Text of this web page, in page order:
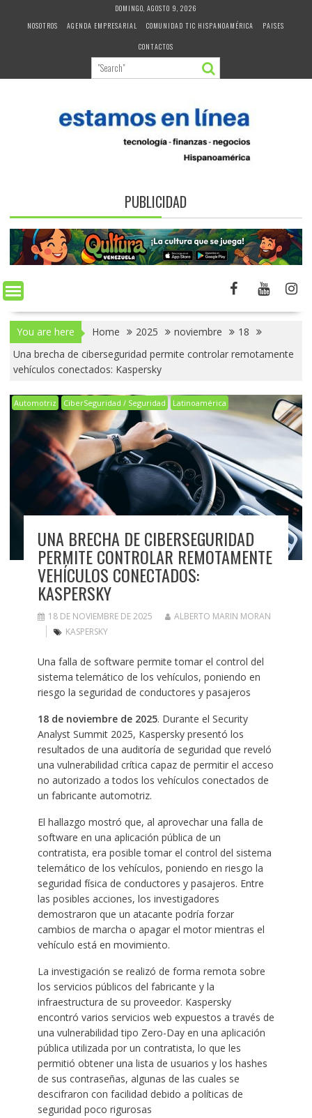
DOMINGO, AGOSTO 9, 2026
NOSOTROS
AGENDA EMPRESARIAL COMUNIDAD TIC HISPANOAMÉRICA
PAISES
CONTACTOS
PUBLICIDAD
You are here Home 2025 noviembre
18
Una brecha de ciberseguridad permite controlar remotamente
vehículos conectados: Kaspersky
Automotriz CiberSeguridad / Seguridad Latinoamérica
UNA BRECHA DE CIBERSEGURIDAD
PERMITE CONTROLAR REMOTAMENTE
VEHÍCULOS CONECTADOS:
KASPERSKY
18 DE NOVIEMBRE DE 2025
ALBERTO MARIN MORAN
KASPERSKY
Una falla de software permite tomar el control del
sistema telemático de los vehículos, poniendo en
riesgo la seguridad de conductores y pasajeros
18 de noviembre de 2025. Durante el Security
Analyst Summit 2025, Kaspersky presentó los
resultados de una auditoría de seguridad que reveló
una vulnerabilidad crítica capaz de permitir el acceso
no autorizado a todos los vehículos conectados de
un fabricante automotriz.
El hallazgo mostró que, al aprovechar una falla de
software en una aplicación pública de un
contratista, era posible tomar el control del sistema
telemático de los vehículos, poniendo en riesgo la
seguridad física de conductores y pasajeros. Entre
las posibles acciones, los investigadores
demostraron que un atacante podría forzar
cambios de marcha o apagar el motor mientras el
vehículo está en movimiento.
La investigación se realizó de forma remota sobre
los servicios públicos del fabricante y la
infraestructura de su proveedor. Kaspersky
encontró varios servicios web expuestos a través de
una vulnerabilidad tipo Zero-Day en una aplicación
pública utilizada por un contratista, lo que les
permitió obtener una lista de usuarios y los hashes
de sus contraseñas, algunas de las cuales se
descifraron con facilidad debido a políticas de
seguridad poco rigurosas